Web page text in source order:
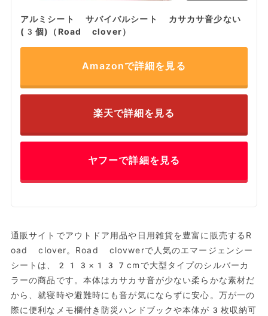
アルミシート サバイバルシート カサカサ音少ない
(3個)（Road clover）
Amazonで詳細を見る
楽天で詳細を見る
ヤフーで詳細を見る
通販サイトでアウトドア用品や日用雑貨を豊富に販売するR
oad clover。Road clovwerで人気のエマージェンシー
シートは、213×137cmで大型タイプのシルバーカ
ラーの商品です。本体はカサカサ音が少ない柔らかな素材だ
から、就寝時や避難時にも音が気にならずに安心。万が一の
際に便利なメモ欄付き防災ハンドブックや本体が3枚収納可